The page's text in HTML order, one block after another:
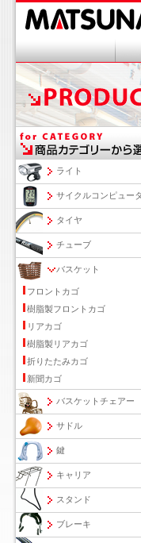
ライト
サイクルコンピュー
タイヤ
チューブ
バスケット
フロントカゴ
樹脂製フロントカゴ
リアカゴ
樹脂製リアカゴ
折りたたみカゴ
新聞カゴ
バスケットチェアー
サドル
鍵
キャリア
スタンド
ブレーキ